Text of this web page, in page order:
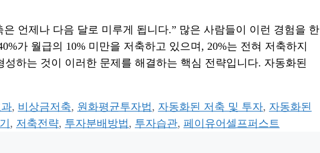
언제나 다음 달로 미루게 됩니다.” 많은 사람들이 이런 경험을 한
가 월급의 10% 미만을 저축하고 있으며, 20%는 전혀 저축하지
하는 것이 이러한 문제를 해결하는 핵심 전략입니다. 자동화된
, 비상금저축, 원화평균투자법 , 자동화된 저축 및 투자, 자동화된
, 저축전략, 투자분배방법 , 투자습관, 페이유어셀프퍼스트